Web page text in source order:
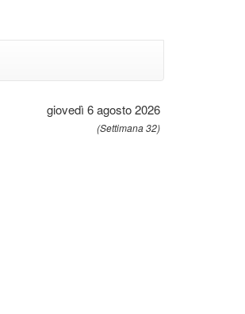
giovedì 6 agosto 2026
(Settimana 32)